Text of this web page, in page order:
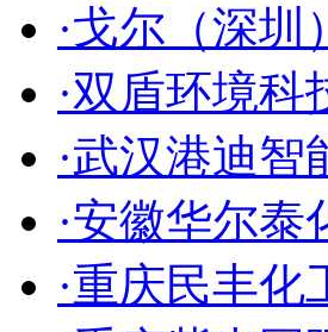
·戈尔（深圳
·双盾环境科
·武汉港迪
·安徽华尔
·重庆民丰